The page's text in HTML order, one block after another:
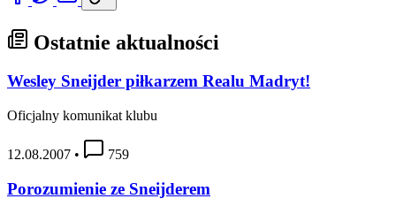
Ostatnie aktualności
Wesley Sneijder piłkarzem Realu Madryt!
Oficjalny komunikat klubu
12.08.2007 • 759
Porozumienie ze Sneijderem